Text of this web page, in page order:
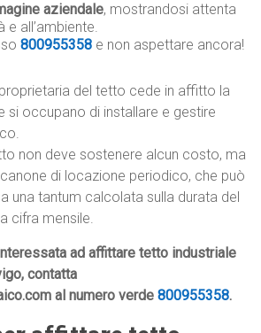
aziendale, mostrandosi attenta
e all’ambiente.
800955358 e non aspettare ancora!
proprietaria del tetto cede in affitto la
si occupano di installare e gestire
non deve sostenere alcun costo, ma
di locazione periodico, che può
una tantum calcolata sulla durata del
cifra mensile.
ad affittare tetto industriale
contatta
al numero verde800955358.